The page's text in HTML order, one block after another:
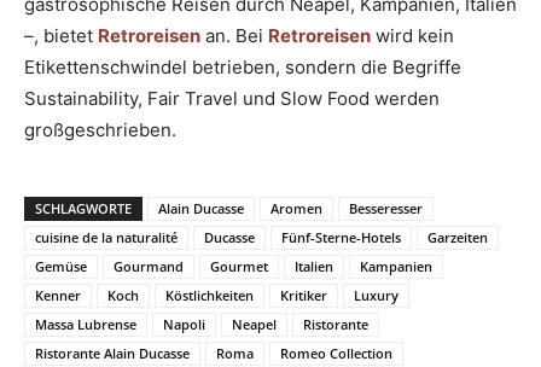
–, bietet Retroreisen an. Bei Retroreisen wird kein
Etikettenschwindel betrieben, sondern die Begriffe
Sustainability, Fair Travel und Slow Food werden
großgeschrieben.
SCHLAGWORTE Alain Ducasse Aromen
Besseresser
cuisine de la naturalité
Ducasse Fünf-Sterne-Hotels
Garzeiten
Gemüse
Gourmand Gourmet Italien
Kampanien
Kenner
Koch Köstlichkeiten Kritiker
Luxury
Massa Lubrense
Napoli Neapel
Ristorante
Ristorante Alain Ducasse
Roma
Romeo Collection